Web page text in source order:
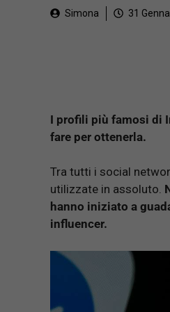
Simona 31
I profili più famosi di
fare per ottenerla.
Tra tutti i social
utilizzate in assoluto.
hanno iniziato a
influencer.